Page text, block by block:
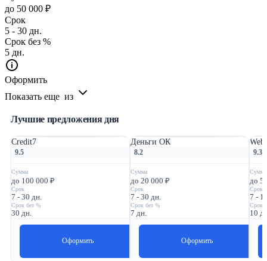
до 50 000 ₽
Срок
5 - 30 дн.
Срок без %
5 дн.
Оформить
Показать еще из
Лучшие предложения дня
Credit7
9.5
Сумма
до 100 000 ₽
Срок
7 - 30 дн.
Срок без %
30 дн.
Оформить
Деньги ОК
8.2
Сумма
до 20 000 ₽
Срок
7 - 30 дн.
Срок без %
7 дн.
Оформить
9.3
Сумма
до 5
Срок
7 -
Срок
10